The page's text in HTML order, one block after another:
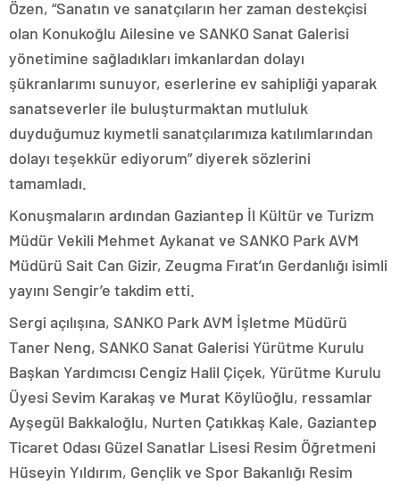
Özen, “Sanatın ve sanatçıların her zaman destekçisi
olan Konukoğlu Ailesine ve SANKO Sanat Galerisi
yönetimine sağladıkları imkanlardan dolayı
şükranlarımı sunuyor, eserlerine ev sahipliği yaparak
sanatseverler ile buluşturmaktan mutluluk
duyduğumuz kıymetli sanatçılarımıza katılımlarından
dolayı teşekkür ediyorum” diyerek sözlerini
tamamladı.
Konuşmaların ardından Gaziantep İl Kültür ve Turizm
Müdür Vekili Mehmet Aykanat ve SANKO Park AVM
Müdürü Sait Can Gizir, Zeugma Fırat’ın Gerdanlığı isimli
yayını Sengir’e takdim etti.
Sergi açılışına, SANKO Park AVM İşletme Müdürü
Taner Neng, SANKO Sanat Galerisi Yürütme Kurulu
Başkan Yardımcısı Cengiz Halil Çiçek, Yürütme Kurulu
Üyesi Sevim Karakaş ve Murat Köylüoğlu, ressamlar
Ayşegül Bakkaloğlu, Nurten Çatıkkaş Kale, Gaziantep
Ticaret Odası Güzel Sanatlar Lisesi Resim Öğretmeni
Hüseyin Yıldırım, Gençlik ve Spor Bakanlığı Resim